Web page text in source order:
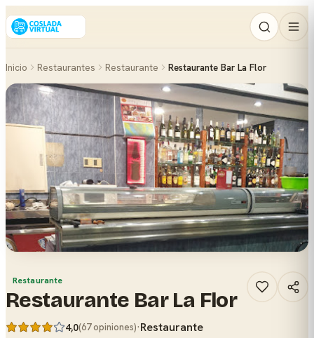
Inicio Restaurantes Restaurante Restaurante Bar La Flor
Restaurante
Restaurante Bar La Flor
4,0(67 opiniones)·Restaurante